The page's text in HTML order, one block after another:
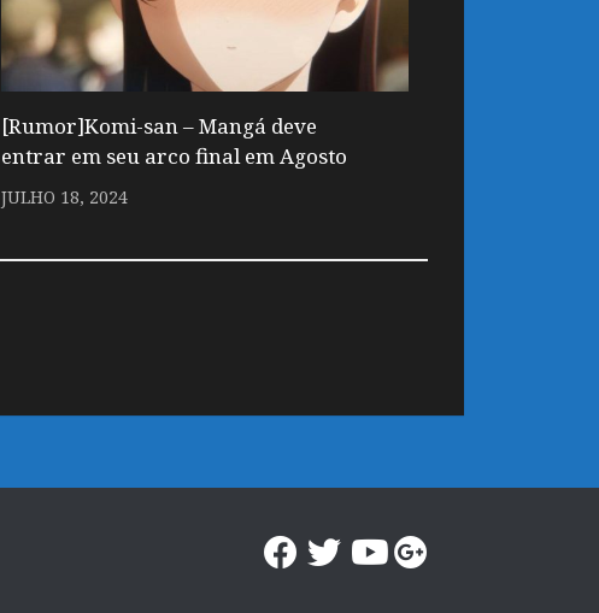
[Rumor]Komi-san – Mangá deve
entrar em seu arco final em Agosto
JULHO 18, 2024